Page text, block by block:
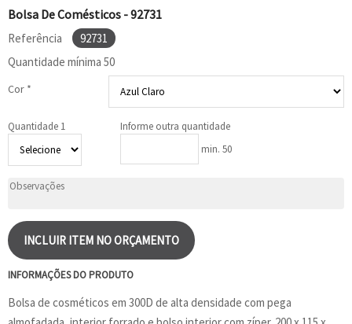
Bolsa De Comésticos - 92731
Referência
92731
Quantidade mínima 50
Cor *
Quantidade 1
Informe outra quantidade
min. 50
INCLUIR ITEM NO ORÇAMENTO
INFORMAÇÕES DO PRODUTO
Bolsa de cosméticos em 300D de alta densidade com pega